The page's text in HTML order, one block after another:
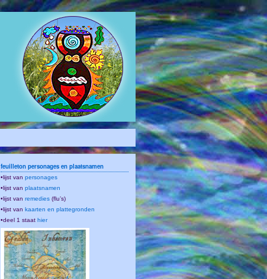
feuilleton personages en plaatsnamen
•lijst van personages
•lijst van plaatsnamen
•lijst van remedies (flu’s)
•lijst van kaarten en plattegronden
•deel 1 staat hier